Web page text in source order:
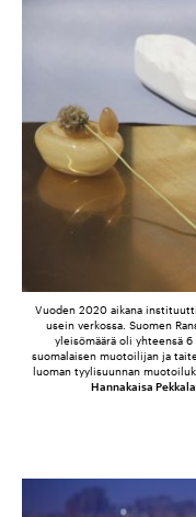
Vuoden 2020 aikana
usein verkossa. Suomen
yleisömäärä oli yhteensä
suomalaisen muotoilijan ja
luoman tyylisuunnan
Hannakaisa Pekkala